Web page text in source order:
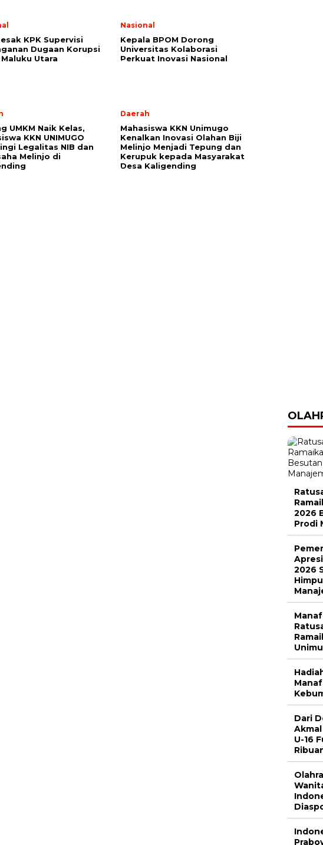
KPK Supervisi
Dugaan Korupsi
Maluku Utara
Nasional
Kepala BPOM Dorong
Universitas Kolaborasi
Perkuat Inovasi Nasional
UMKM Naik Kelas,
KKN UNIMUGO
Legalitas NIB dan
Melinjo di
Daerah
Mahasiswa KKN Unimugo
Kenalkan Inovasi Olahan Biji
Melinjo Menjadi Tepung dan
Kerupuk kepada Masyarakat
Desa Kaligending
2026
Prodi
2026
Dari
U-16